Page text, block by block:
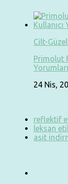
Cilt-
Primolut
Yorumları
24 Nis,
reflektif
leksan
asit